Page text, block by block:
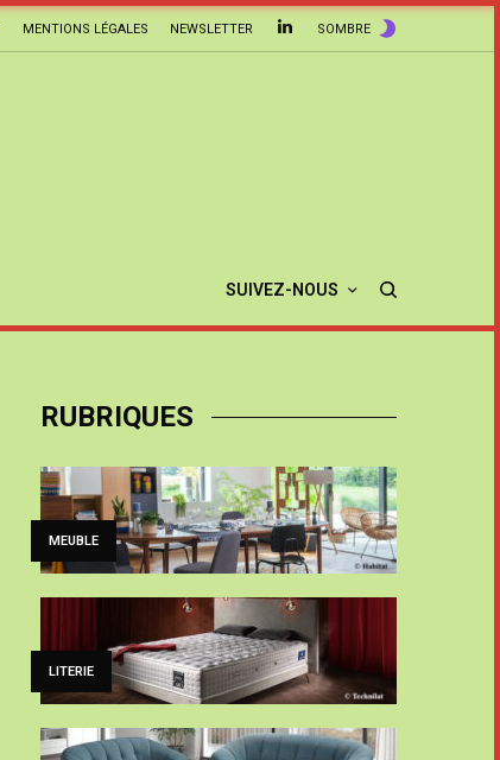
MENTIONS LÉGALES NEWSLETTER SOMBRE
SUIVEZ-NOUS
RUBRIQUES
MEUBLE
LITERIE